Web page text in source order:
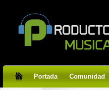
Portada Comunidad